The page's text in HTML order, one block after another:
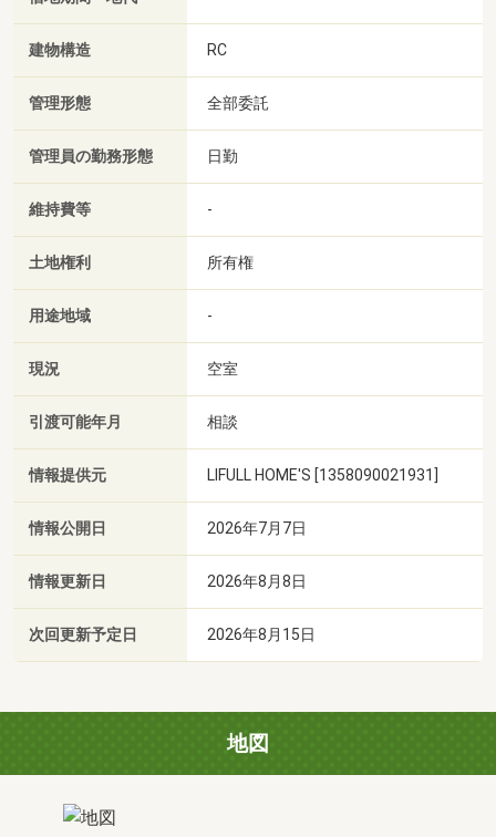
建物構造 RC
管理形態 全部委託
管理員の勤務形態 日勤
維持費等 -
土地権利 所有権
用途地域 -
現況 空室
引渡可能年月 相談
情報提供元 LIFULL HOME'S [1358090021931]
情報公開日 2026年7月7日
情報更新日 2026年8月8日
次回更新予定日 2026年8月15日
地図